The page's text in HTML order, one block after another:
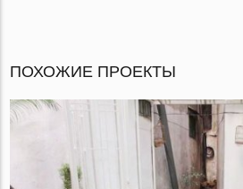
ПОХОЖИЕ ПРОЕКТЫ